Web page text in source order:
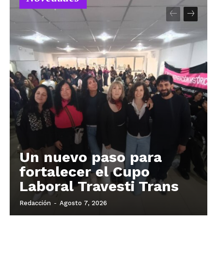
Un nuevo paso para
fortalecer el Cupo
Laboral Travesti Trans
Redacción - Agosto 7, 2026